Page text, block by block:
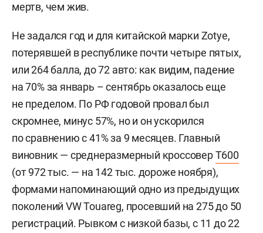
мертв, чем жив.
Не задался год и для китайской марки Zotye,
потерявшей в республике почти четыре пятых,
или 264 балла, до 72 авто: как видим, падение
на 70% за январь – сентябрь оказалось еще
не пределом. По РФ годовой провал был
скромнее, минус 57%, но и он ускорился
по сравнению с 41% за 9 месяцев. Главный
виновник — среднеразмерный кроссоверT600
(от 972 тыс. — на 142 тыс. дороже ноября),
формами напоминающий одно из предыдущих
поколений VW Touareg, просевший на 275 до 50
регистраций. Рывком с низкой базы, с 11 до 22